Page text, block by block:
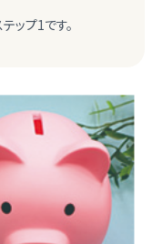
ップ1です。